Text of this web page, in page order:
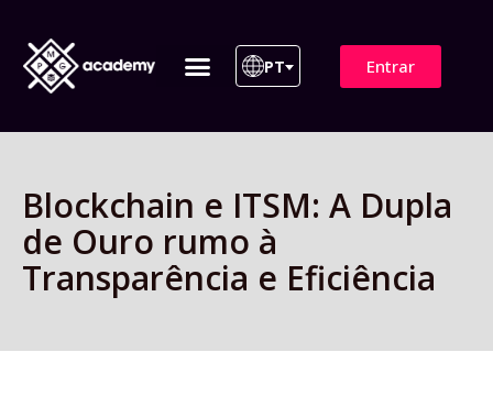
PT Entrar
Blockchain e ITSM: A Dupla
de Ouro rumo à
Transparência e Eficiência